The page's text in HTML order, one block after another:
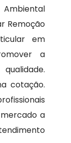
Remoção
em
a
cotação.
a